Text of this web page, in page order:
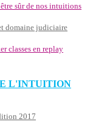
sûr de nos intuitions
domaine judiciaire
classes en replay
L'INTUITION
2017